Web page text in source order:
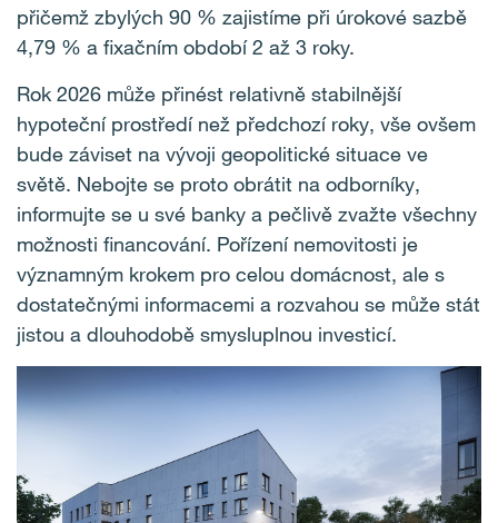
přičemž zbylých 90 % zajistíme při úrokové sazbě
4,79 % a fixačním období 2 až 3 roky.
Rok 2026 může přinést relativně stabilnější
hypoteční prostředí než předchozí roky, vše ovšem
bude záviset na vývoji geopolitické situace ve
světě. Nebojte se proto obrátit na odborníky,
informujte se u své banky a pečlivě zvažte všechny
možnosti financování. Pořízení nemovitosti je
významným krokem pro celou domácnost, ale s
dostatečnými informacemi a rozvahou se může stát
jistou a dlouhodobě smysluplnou investicí.